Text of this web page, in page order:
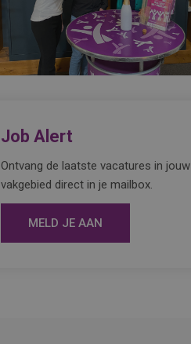
Job Alert
Ontvang de laatste vacatures in jouw
vakgebied direct in je mailbox.
MELD JE AAN